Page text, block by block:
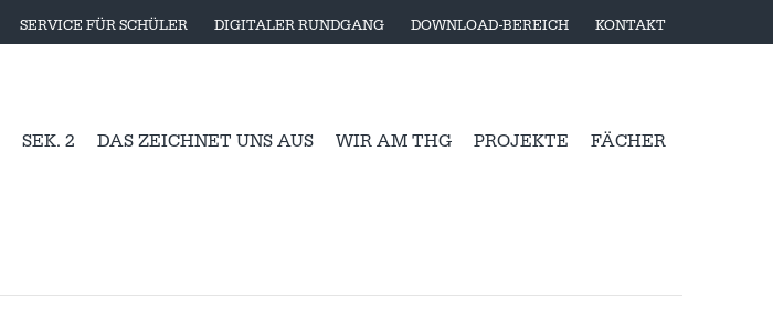
SERVICE FÜR SCHÜLER DIGITALER RUNDGANG DOWNLOAD-BEREICH KONTAKT
SEK. 2 DAS ZEICHNET UNS AUS WIR AM THG PROJEKTE FÄCHER